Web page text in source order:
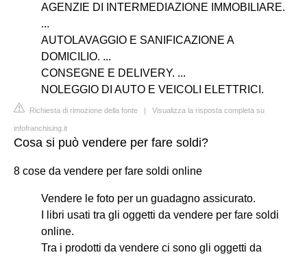
AGENZIE DI INTERMEDIAZIONE IMMOBILIARE.
...
AUTOLAVAGGIO E SANIFICAZIONE A
DOMICILIO. ...
CONSEGNE E DELIVERY. ...
NOLEGGIO DI AUTO E VEICOLI ELETTRICI.
Richiesta di rimozione della fonte | Visualizza la risposta completa su
infofranchising.it
Cosa si può vendere per fare soldi?
8 cose da vendere per fare soldi online
Vendere le foto per un guadagno assicurato.
I libri usati tra gli oggetti da vendere per fare soldi
online.
Tra i prodotti da vendere ci sono gli oggetti da